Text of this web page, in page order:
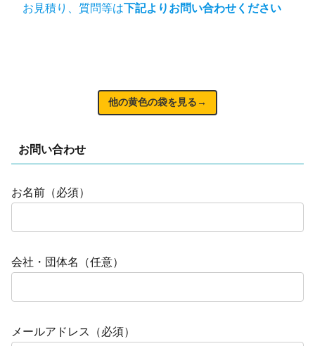
お見積り、質問等は下記よりお問い合わせください
他の黄色の袋を見る→
お問い合わせ
お名前（必須）
会社・団体名（任意）
メールアドレス（必須）